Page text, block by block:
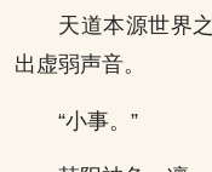
天道本源世界
出虚弱声音。
“小事。”